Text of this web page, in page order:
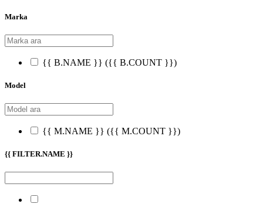
Marka
{{ B.NAME }} ({{ B.COUNT }})
Model
{{ M.NAME }} ({{ M.COUNT }})
{{ FILTER.NAME }}